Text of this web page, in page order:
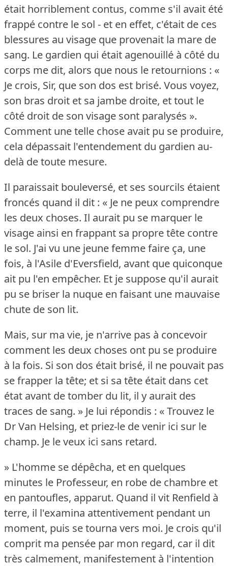
était horriblement contus, comme s'il avait été
frappé contre le sol - et en effet, c'était de ces
blessures au visage que provenait la mare de
sang. Le gardien qui était agenouillé à côté du
corps me dit, alors que nous le retournions : «
Je crois, Sir, que son dos est brisé. Vous voyez,
son bras droit et sa jambe droite, et tout le
côté droit de son visage sont paralysés ».
Comment une telle chose avait pu se produire,
cela dépassait l'entendement du gardien au-
delà de toute mesure.
Il paraissait bouleversé, et ses sourcils étaient
froncés quand il dit : « Je ne peux comprendre
les deux choses. Il aurait pu se marquer le
visage ainsi en frappant sa propre tête contre
le sol. J'ai vu une jeune femme faire ça, une
fois, à l'Asile d'Eversfield, avant que quiconque
ait pu l'en empêcher. Et je suppose qu'il aurait
pu se briser la nuque en faisant une mauvaise
chute de son lit.
Mais, sur ma vie, je n'arrive pas à concevoir
comment les deux choses ont pu se produire
à la fois. Si son dos était brisé, il ne pouvait pas
se frapper la tête; et si sa tête était dans cet
état avant de tomber du lit, il y aurait des
traces de sang. » Je lui répondis : « Trouvez le
Dr Van Helsing, et priez-le de venir ici sur le
champ. Je le veux ici sans retard.
» L'homme se dépêcha, et en quelques
minutes le Professeur, en robe de chambre et
en pantoufles, apparut. Quand il vit Renfield à
terre, il l'examina attentivement pendant un
moment, puis se tourna vers moi. Je crois qu'il
comprit ma pensée par mon regard, car il dit
très calmement, manifestement à l'intention